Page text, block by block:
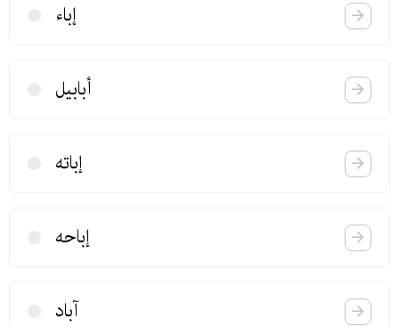
إباء
أبابیل
إباته
إباحه
آباد